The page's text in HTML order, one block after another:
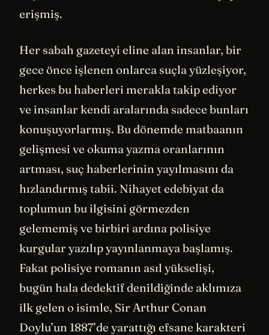
erişmiş.
Her sabah gazeteyi eline alan insanlar, bir
gece önce işlenen onlarca suçla yüzleşiyor,
herkes bu haberleri merakla takip ediyor
ve insanlar kendi aralarında sadece bunları
konuşuyorlarmış. Bu dönemde matbaanın
gelişmesi ve okuma yazma oranlarının
artması, suç haberlerinin yayılmasını da
hızlandırmış tabii. Nihayet edebiyat da
toplumun bu ilgisini görmezden
gelememiş ve birbiri ardına polisiye
kurgular yazılıp yayınlanmaya başlamış.
Fakat polisiye romanın asıl yükselişi,
bugün hala dedektif denildiğinde aklımıza
ilk gelen o isimle, Sir Arthur Conan
Doylu’un 1887’de yarattığı efsane karakteri